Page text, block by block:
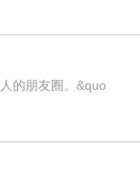
的朋友圈。&quo